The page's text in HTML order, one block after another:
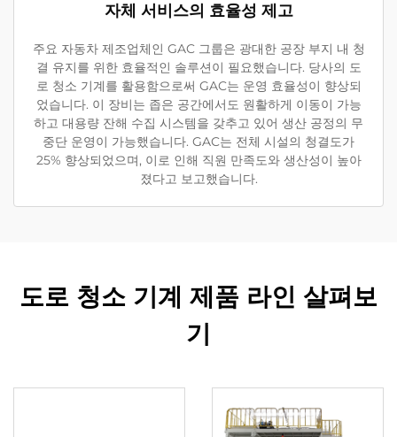
자체 서비스의 효율성 제고
주요 자동차 제조업체인 GAC 그룹은 광대한 공장 부지 내 청
결 유지를 위한 효율적인 솔루션이 필요했습니다. 당사의 도
로 청소 기계를 활용함으로써 GAC는 운영 효율성이 향상되
었습니다. 이 장비는 좁은 공간에서도 원활하게 이동이 가능
하고 대용량 잔해 수집 시스템을 갖추고 있어 생산 공정의 무
중단 운영이 가능했습니다. GAC는 전체 시설의 청결도가
25% 향상되었으며, 이로 인해 직원 만족도와 생산성이 높아
졌다고 보고했습니다.
도로 청소 기계 제품 라인 살펴보
기